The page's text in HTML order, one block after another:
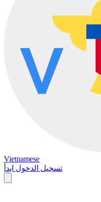
Vietnamese
تسجيل الدخول ابدأ